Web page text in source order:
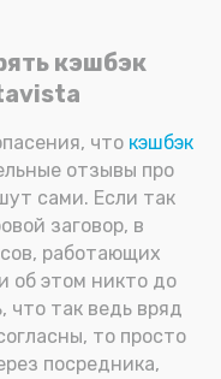
кэшбэк
что кэшбэк
отзывы про
сами. Если так
заговор, в
работающих
об этом никто до
что так ведь вряд
то просто
посредника,